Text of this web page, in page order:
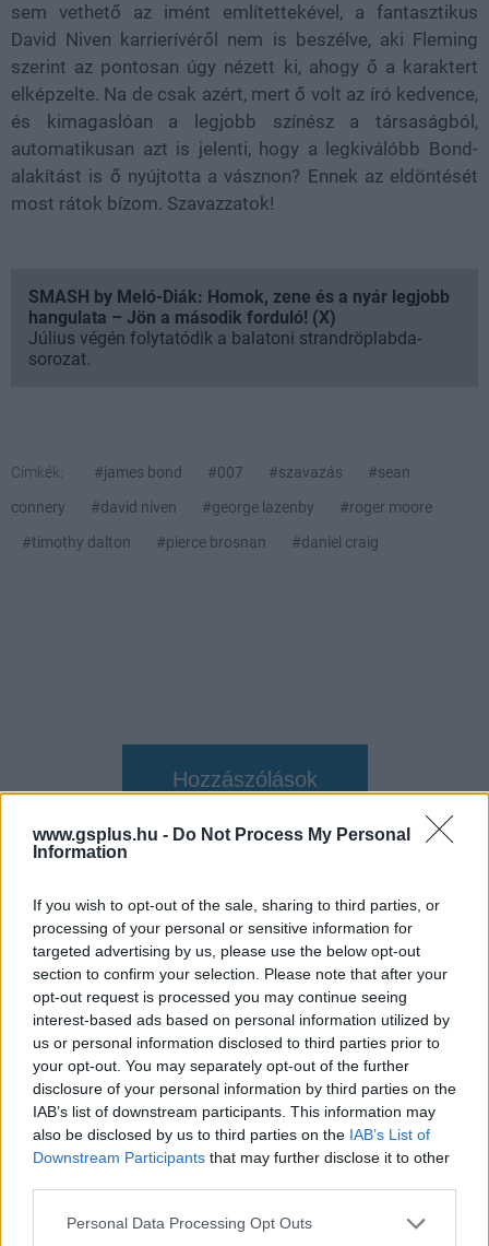
www.gsplus.hu - Do Not Process My Personal
Information
If you wish to opt-out of the sale, sharing to third parties, or
processing of your personal or sensitive information for
targeted advertising by us, please use the below opt-out
section to confirm your selection. Please note that after your
opt-out request is processed you may continue seeing
interest-based ads based on personal information utilized by
us or personal information disclosed to third parties prior to
your opt-out. You may separately opt-out of the further
disclosure of your personal information by third parties on the
IAB’s list of downstream participants. This information may
also be disclosed by us to third parties on the IAB’s List of
Downstream Participants that may further disclose it to other
Please note that this website/app uses one or more Google
Personal Data Processing Opt Outs
sem vethető az imént említettekével, a fantasztikus
David Niven karrierívéről nem is beszélve, aki Fleming
szerint az pontosan úgy nézett ki, ahogy ő a karaktert
elképzelte. Na de csak azért, mert ő volt az író kedvence,
és kimagaslóan a legjobb színész a társaságból,
automatikusan azt is jelenti, hogy a legkiválóbb Bond-
alakítást is ő nyújtotta a vásznon? Ennek az eldöntését
most rátok bízom. Szavazzatok!
SMASH by Meló-Diák: Homok, zene és a nyár legjobb
hangulata – Jön a második forduló! (X)
Július végén folytatódik a balatoni strandröplabda-
sorozat.
Címkék: #james bond #007 #szavazás
#sean
connery
#david niven #george lazenby
#roger moore
#timothy dalton
#pierce brosnan #daniel craig
Hozzászólások
Creed Black Flag Resynced,
csak a Ubisoft ezen a héten már
harmadjára mutatja ezt meg
Rixon|2026 május 20. 18:45
Eskü elhisszük, hogy jól néz ki a játék.
Loaded: